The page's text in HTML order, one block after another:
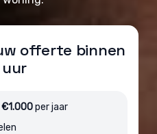
offerte binnen
€1.000per jaar